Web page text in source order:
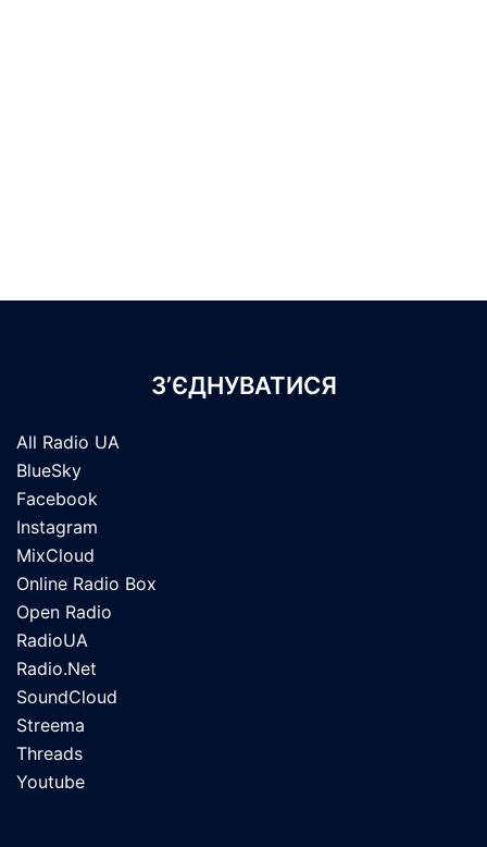
З’ЄДНУВАТИСЯ
All Radio UA
BlueSky
Facebook
Instagram
MixCloud
Online Radio Box
Open Radio
RadioUA
Radio.Net
SoundCloud
Streema
Threads
Youtube